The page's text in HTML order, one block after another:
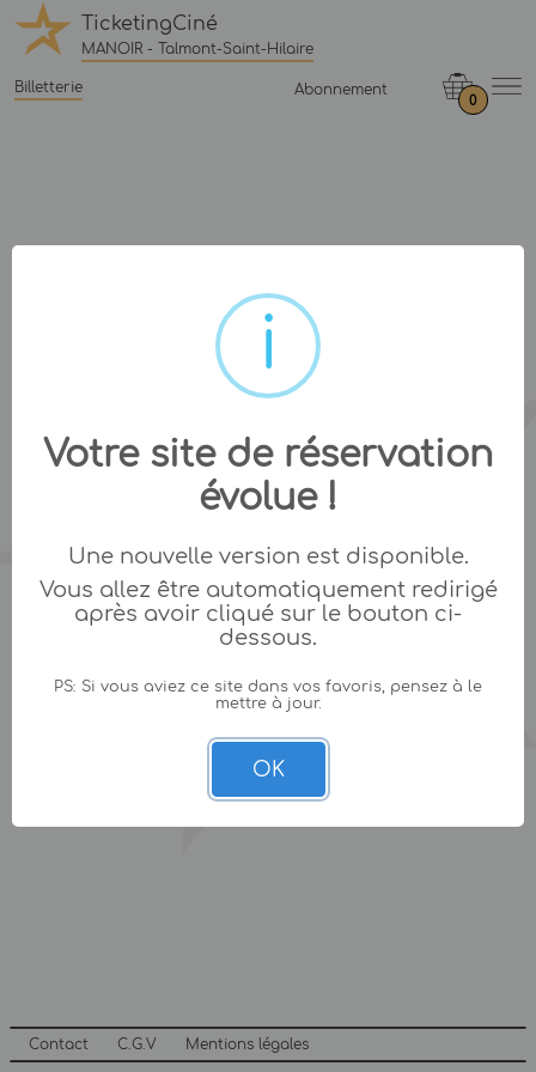
TicketingCiné
MANOIR - Talmont-Saint-Hilaire
Billetterie Abonnement
0
Contact C.G.V Mentions légales
Votre site de réservation
évolue !
Une nouvelle version est disponible.
Vous allez être automatiquement redirigé
après avoir cliqué sur le bouton ci-
dessous.
PS: Si vous aviez ce site dans vos favoris, pensez à le
mettre à jour.
OK